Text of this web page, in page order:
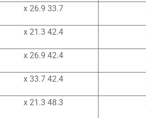
33.7 x 26.9
42.4 x 21.3
42.4 x 26.9
42.4 x 33.7
48.3 x 21.3